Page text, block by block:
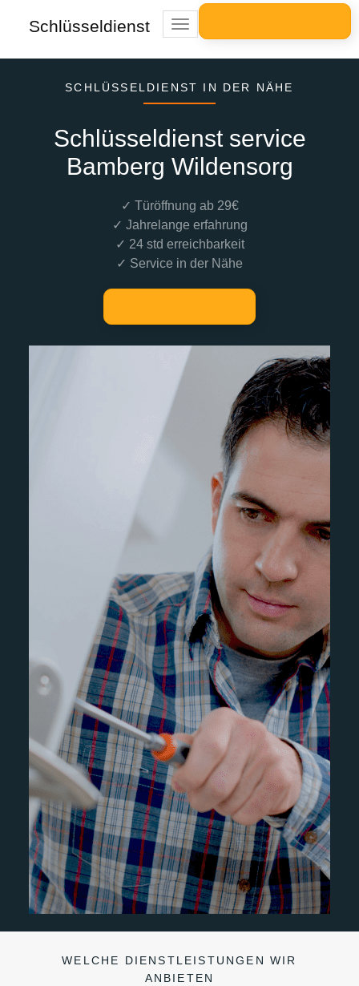
Schlüsseldienst
Toggle
navigation
SCHLÜSSELDIENST IN DER NÄHE
Schlüsseldienst service
Bamberg Wildensorg
✓ Türöffnung ab 29€
✓ Jahrelange erfahrung
✓ 24 std erreichbarkeit
✓ Service in der Nähe
WELCHE DIENSTLEISTUNGEN WIR
ANBIETEN